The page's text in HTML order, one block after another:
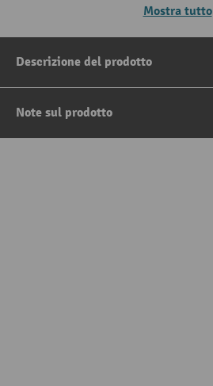
Mostra tutto
Descrizione del prodotto
Note sul prodotto